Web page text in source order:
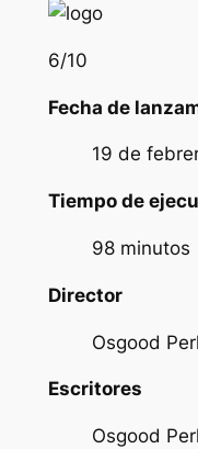
6/10
Fecha de
19 de
Tiempo de
98 minutos
Director
Osgood
Escritores
Osgood